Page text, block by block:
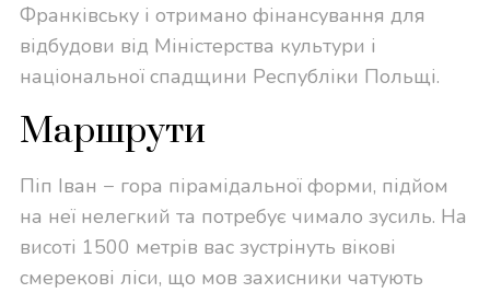
Франківську і отримано фінансування для
відбудови від Міністерства культури і
національної спадщини Республіки Польщі.
Маршрути
Піп Іван − гора пірамідальної форми, підйом
на неї нелегкий та потребує чимало зусиль. На
висоті 1500 метрів вас зустрінуть вікові
смерекові ліси, що мов захисники чатують